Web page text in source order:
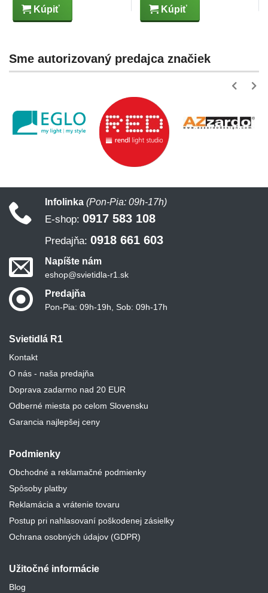
Kúpiť Kúpiť
Sme autorizovaný predajca značiek
Svietidlá R1
Kontakt
O nás - naša predajňa
Doprava zadarmo nad 20 EUR
Odberné miesta po celom Slovensku
Garancia najlepšej ceny
Podmienky
Obchodné a reklamačné podmienky
Spôsoby platby
Reklamácia a vrátenie tovaru
Postup pri nahlasovaní poškodenej zásielky
Ochrana osobných údajov (GDPR)
Užitočné informácie
Blog
Infolinka (Pon-Pia: 09h-17h)
E-shop: 0917 583 108
Predajňa: 0918 661 603
Napíšte nám
eshop@svietidla-r1.sk
Predajňa
Pon-Pia: 09h-19h, Sob: 09h-17h